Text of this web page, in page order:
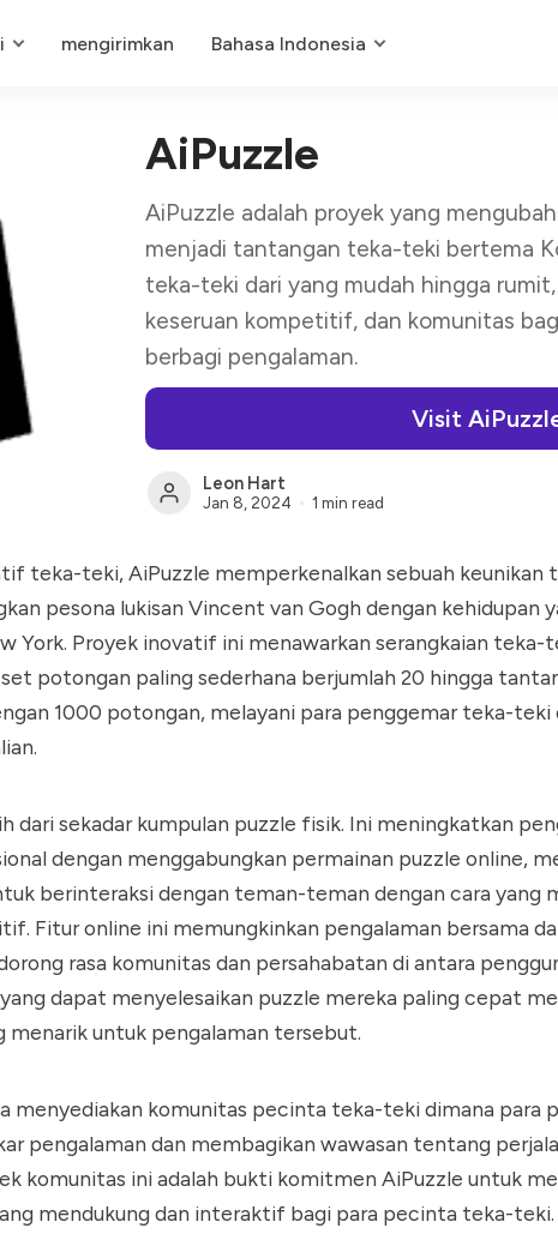
mengirimkan Bahasa Indonesia
AiPuzzle
AiPuzzle adalah proyek yang
menjadi tantangan teka-teki bertema
teka-teki dari yang mudah hingga
keseruan kompetitif, dan komunitas
berbagi pengalaman.
Visit
Leon Hart
Jan 8, 2024 1 min read
teka-teki, AiPuzzle memperkenalkan sebuah keunikan
pesona lukisan Vincent van Gogh dengan kehidupan
York. Proyek inovatif ini menawarkan serangkaian teka-
potongan paling sederhana berjumlah 20 hingga
1000 potongan, melayani para penggemar teka-teki
dari sekadar kumpulan puzzle fisik. Ini meningkatkan
dengan menggabungkan permainan puzzle online,
berinteraksi dengan teman-teman dengan cara yang
Fitur online ini memungkinkan pengalaman bersama
rasa komunitas dan persahabatan di antara
dapat menyelesaikan puzzle mereka paling cepat
menarik untuk pengalaman tersebut.
menyediakan komunitas pecinta teka-teki dimana para
pengalaman dan membagikan wawasan tentang
komunitas ini adalah bukti komitmen AiPuzzle untuk
mendukung dan interaktif bagi para pecinta teka-teki.